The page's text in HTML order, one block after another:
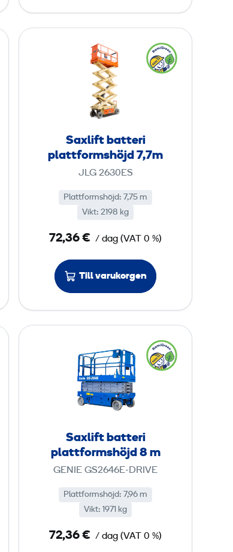
t
t
f
o
r
m
s
ö
j
d
,
a
x
l
i
f
t
b
t
e
p
l
a
t
t
o
r
m
s
ö
j
d
,
m
Saxlift batteri
plattformshöjd 7,7m
JLG 2630ES
Plattformshöjd: 7,75 m
Vikt: 2198 kg
72,36 € / dag (VAT 0 %)
Till varukorgen
a
x
l
i
t
t
e
Saxlift batteri
plattformshöjd 8 m
GENIE GS2646E-DRIVE
Plattformshöjd: 7,96 m
Vikt: 1971 kg
72,36 € / dag (VAT 0 %)